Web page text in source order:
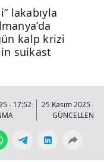
lakabıyla
kalp krizi
suikast
- 17:52
25 Kasım 2025 -
GÜNCELLENME